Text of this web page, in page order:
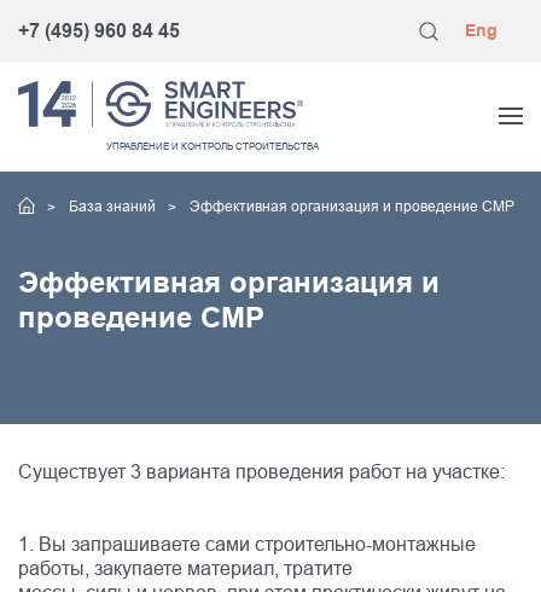
+7 (495) 960 84 45 Eng
УПРАВЛЕНИЕ И КОНТРОЛЬ СТРОИТЕЛЬСТВА
База знаний Эффективная организация и проведение СМР
Эффективная организация и
проведение СМР
Существует 3 варианта проведения работ на участке:
1. Вы запрашиваете сами строительно-монтажные
работы, закупаете материал, тратите